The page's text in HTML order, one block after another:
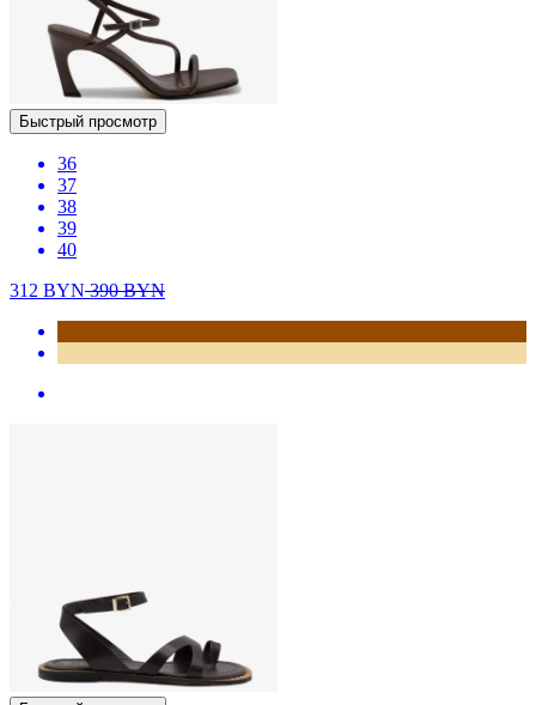
Быстрый просмотр
36
37
38
39
40
312 BYN390BYN